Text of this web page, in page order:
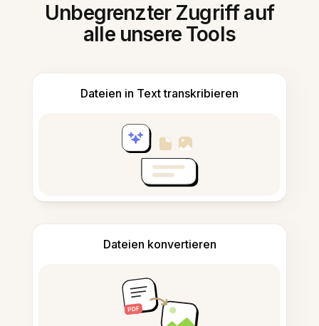
Unbegrenzter Zugriff auf
alle unsere Tools
Dateien in Text transkribieren
Dateien konvertieren